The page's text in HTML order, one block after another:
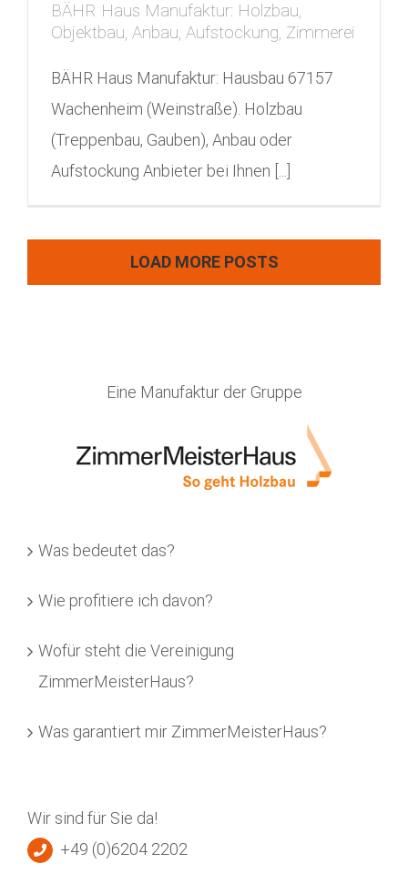
BÄHR Haus Manufaktur: Holzbau,
Objektbau, Anbau, Aufstockung, Zimmerei
BÄHR Haus Manufaktur: Hausbau 67157
Wachenheim (Weinstraße). Holzbau
(Treppenbau, Gauben), Anbau oder
Aufstockung Anbieter bei Ihnen [...]
LOAD MORE POSTS
Eine Manufaktur der Gruppe
Was bedeutet das?
Wie profitiere ich davon?
Wofür steht die Vereinigung
ZimmerMeisterHaus?
Was garantiert mir ZimmerMeisterHaus?
Wir sind für Sie da!
+49 (0)6204 2202